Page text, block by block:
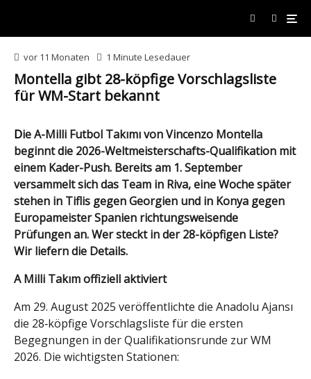
prior to the UEFA EURO 2024 round of 16 match between Austria and Turkiye at Football
Stadium Leipzig on July 02, 2024 in Leipzig, Germany. (Photo by Justin Setterfield/Getty
vor 11 Monaten 1 Minute Lesedauer
Montella gibt 28-köpfige Vorschlagsliste
für WM-Start bekannt
Die A-Milli Futbol Takımı von Vincenzo Montella
beginnt die 2026-Weltmeisterschafts-Qualifikation mit
einem Kader-Push. Bereits am 1. September
versammelt sich das Team in Riva, eine Woche später
stehen in Tiflis gegen Georgien und in Konya gegen
Europameister Spanien richtungsweisende
Prüfungen an. Wer steckt in der 28-köpfigen Liste?
Wir liefern die Details.
A Milli Takım offiziell aktiviert
Am 29. August 2025 veröffentlichte die Anadolu Ajansı
die 28‑köpfige Vorschlagsliste für die ersten
Begegnungen in der Qualifikationsrunde zur WM
2026. Die wichtigsten Stationen: